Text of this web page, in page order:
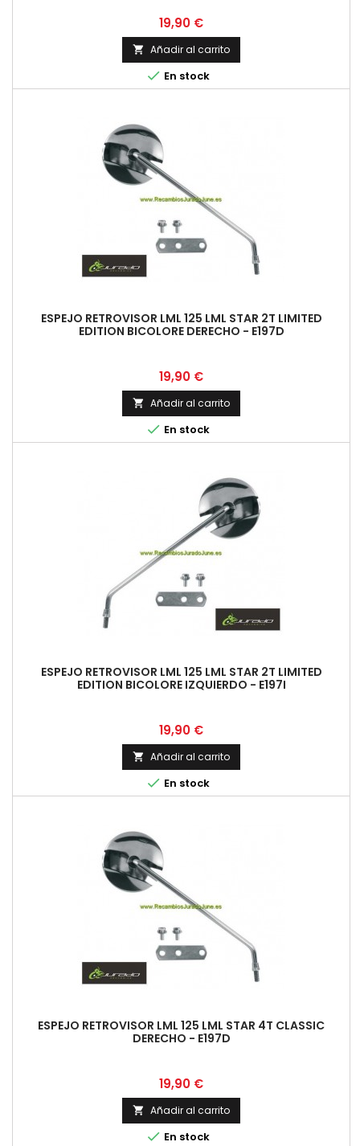
Precio
19,90 €
 Añadir al carrito
 En stock
ESPEJO RETROVISOR LML 125 LML STAR 2T LIMITED
EDITION BICOLORE DERECHO - E197D
Precio
19,90 €
 Añadir al carrito
 En stock
ESPEJO RETROVISOR LML 125 LML STAR 2T LIMITED
EDITION BICOLORE IZQUIERDO - E197I
Precio
19,90 €
 Añadir al carrito
 En stock
ESPEJO RETROVISOR LML 125 LML STAR 4T CLASSIC
DERECHO - E197D
Precio
19,90 €
 Añadir al carrito
 En stock